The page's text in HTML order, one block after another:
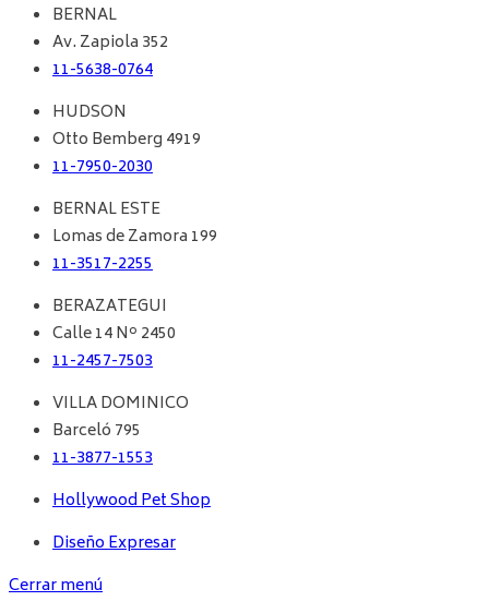
BERNAL
Av. Zapiola 352
11-5638-0764
HUDSON
Otto Bemberg 4919
11-7950-2030
BERNAL ESTE
Lomas de Zamora 199
11-3517-2255
BERAZATEGUI
Calle 14 Nº 2450
11-2457-7503
VILLA DOMINICO
Barceló 795
11-3877-1553
Hollywood Pet Shop
Diseño Expresar
Cerrar menú